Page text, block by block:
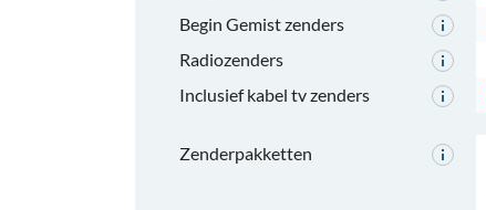
Begin Gemist zenders
Radiozenders
Inclusief kabel tv zenders
Zenderpakketten